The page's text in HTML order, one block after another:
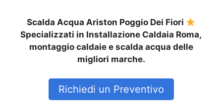
Scalda Acqua Ariston Poggio Dei Fiori
Specializzati in Installazione Caldaia Roma,
montaggio caldaie e scalda acqua delle
migliori marche.
Richiedi un Preventivo